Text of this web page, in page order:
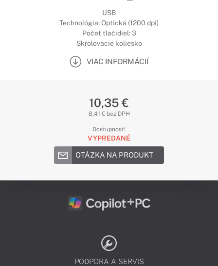
USB
Technológia: Optická (1200 dpi)
Počet tlačidiel: 3
Skrolovacie koliesko
VIAC INFORMÁCIÍ
10,35 €
8,41 € bez DPH
Dostupnosť:
VYPREDANÉ
OTÁZKA NA PRODUKT
PODPORA A SERVIS